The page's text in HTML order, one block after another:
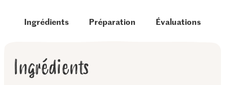
Ingrédients Préparation Évaluations
Ingrédients